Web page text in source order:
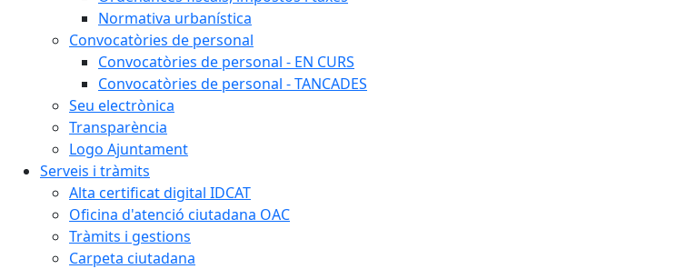
Normativa urbanística
Convocatòries de personal
Convocatòries de personal - EN CURS
Convocatòries de personal - TANCADES
Seu electrònica
Transparència
Logo Ajuntament
Serveis i tràmits
Alta certificat digital IDCAT
Oficina d'atenció ciutadana OAC
Tràmits i gestions
Carpeta ciutadana